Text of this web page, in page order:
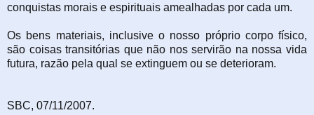
conquistas morais e espirituais amealhadas por cada um.
Os bens materiais, inclusive o nosso próprio corpo físico,
são coisas transitórias que não nos servirão na nossa vida
futura, razão pela qual se extinguem ou se deterioram.
SBC, 07/11/2007.